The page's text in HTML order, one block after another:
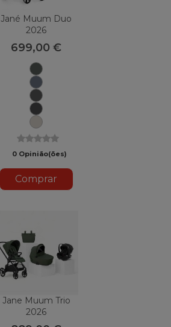
Jané Muum Duo
2026
699,00 €
U78
Botânico
Selo
U79U82
Carvão
Nuvem
U81U88
Sand
0 Opinião(ões)
Comprar
Jane Muum Trio
2026